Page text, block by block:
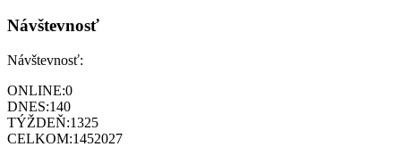
Návštevnosť
Návštevnosť:
ONLINE:0
DNES:140
TÝŽDEŇ:1325
CELKOM:1452027